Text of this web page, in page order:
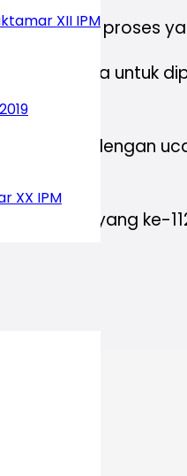
XII IPM
XX IPM
melalui proses
berharga untuk
dengan
yang ke-